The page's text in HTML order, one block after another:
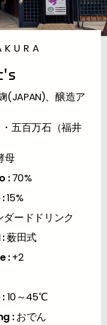
(JAPAN)、醸造ア
五百万石（福井
母
:70%
:15%
ダードドリンク
薮田式
:+2
10～45℃
:おでん